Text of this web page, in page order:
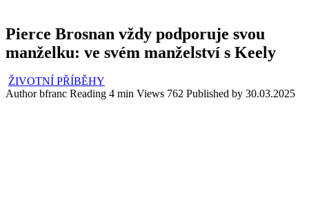
Pierce Brosnan vždy podporuje svou
manželku: ve svém manželství s Keely
ŽIVOTNÍ PŘÍBĚHY
Author bfranc Reading 4 min Views 762 Published by 30.03.2025